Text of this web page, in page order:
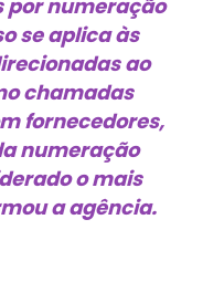
por numeração
se aplica às
ao
chamadas
fornecedores,
numeração
o mais
a agência.